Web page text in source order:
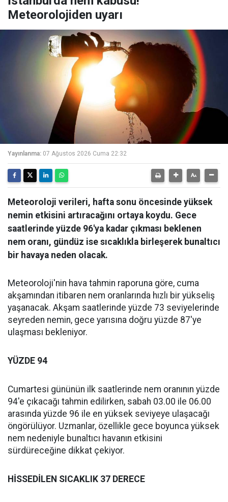
Meteorolojiden uyarı
Yayınlanma: 07 Ağustos 2026 Cuma 22:32
Meteoroloji verileri, hafta sonu öncesinde yüksek
nemin etkisini artıracağını ortaya koydu. Gece
saatlerinde yüzde 96'ya kadar çıkması beklenen
nem oranı, gündüz ise sıcaklıkla birleşerek bunaltıcı
bir havaya neden olacak.
Meteoroloji'nin hava tahmin raporuna göre, cuma
akşamından itibaren nem oranlarında hızlı bir yükseliş
yaşanacak. Akşam saatlerinde yüzde 73 seviyelerinde
seyreden nemin, gece yarısına doğru yüzde 87'ye
ulaşması bekleniyor.
YÜZDE 94
Cumartesi gününün ilk saatlerinde nem oranının yüzde
94'e çıkacağı tahmin edilirken, sabah 03.00 ile 06.00
arasında yüzde 96 ile en yüksek seviyeye ulaşacağı
öngörülüyor. Uzmanlar, özellikle gece boyunca yüksek
nem nedeniyle bunaltıcı havanın etkisini
sürdüreceğine dikkat çekiyor.
HİSSEDİLEN SICAKLIK 37 DERECE